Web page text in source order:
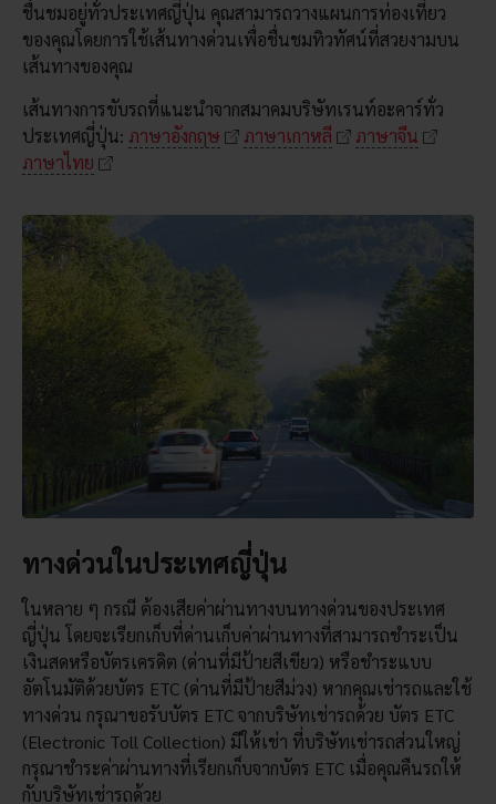
ชื่นชมอยู่ทั่วประเทศญี่ปุ่น คุณสามารถวางแผนการท่องเที่ยว
ของคุณโดยการใช้เส้นทางด่วนเพื่อชื่นชมทิวทัศน์ที่สวยงามบน
เส้นทางของคุณ
เส้นทางการขับรถที่แนะนำจากสมาคมบริษัทเรนท์อะคาร์ทั่ว
ประเทศญี่ปุ่น: ภาษาอังกฤษ ภาษาเกาหลี
ภาษาจีน
ภาษาไทย
ทางด่วนในประเทศญี่ปุ่น
ในหลาย ๆ กรณี ต้องเสียค่าผ่านทางบนทางด่วนของประเทศ
ญี่ปุ่น โดยจะเรียกเก็บที่ด่านเก็บค่าผ่านทางที่สามารถชำระเป็น
เงินสดหรือบัตรเครดิต (ด่านที่มีป้ายสีเขียว) หรือชำระแบบ
อัตโนมัติด้วยบัตร ETC (ด่านที่มีป้ายสีม่วง) หากคุณเช่ารถและใช้
ทางด่วน กรุณาขอรับบัตร ETC จากบริษัทเช่ารถด้วย บัตร ETC
(Electronic Toll Collection) มีให้เช่า ที่บริษัทเช่ารถส่วนใหญ่
กรุณาชำระค่าผ่านทางที่เรียกเก็บจากบัตร ETC เมื่อคุณคืนรถให้
กับบริษัทเช่ารถด้วย